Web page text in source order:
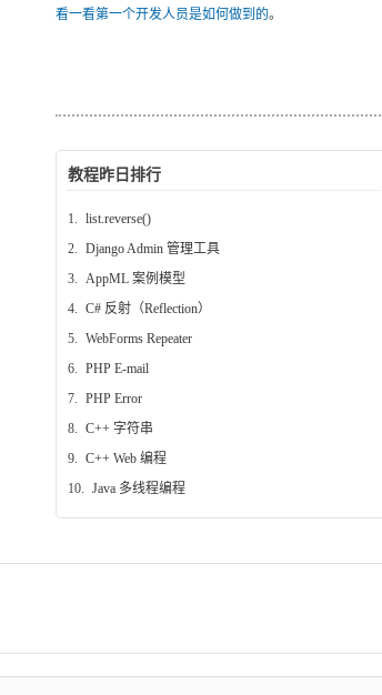
看一看第一个开发人员是如何做到的。
教程昨日排行
1.
list.reverse()
2.
Django Admin 管理工具
3.
AppML 案例模型
4.
C# 反射（Reflection）
5.
WebForms Repeater
6.
PHP E-mail
7.
PHP Error
8.
C++ 字符串
9.
C++ Web 编程
10.
Java 多线程编程